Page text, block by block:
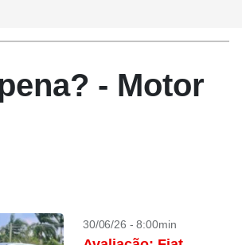
- Motor
30/06/26 - 8:00min